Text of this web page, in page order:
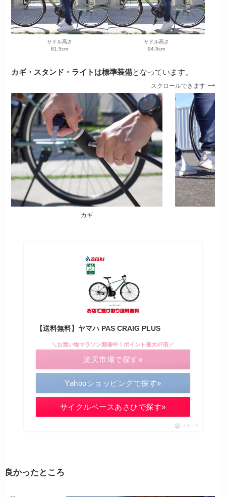
サドル高さ
81.5cm
サドル高さ
94.5cm
カギ・スタンド・ライトは標準装備となっています。
スクロールできます
カギ
【送料無料】ヤマハ PAS CRAIG PLUS
＼お買い物マラソン開催中！ポイント最大47倍／
楽天市場で探す»
Yahooショッピングで探す»
サイクルベースあさひで探す»
ポチップ
良かったところ